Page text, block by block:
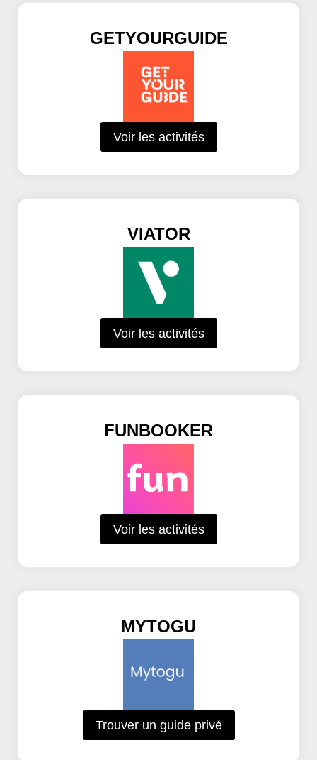
GETYOURGUIDE
Voir les activités
VIATOR
Voir les activités
FUNBOOKER
Voir les activités
MYTOGU
Trouver un guide privé